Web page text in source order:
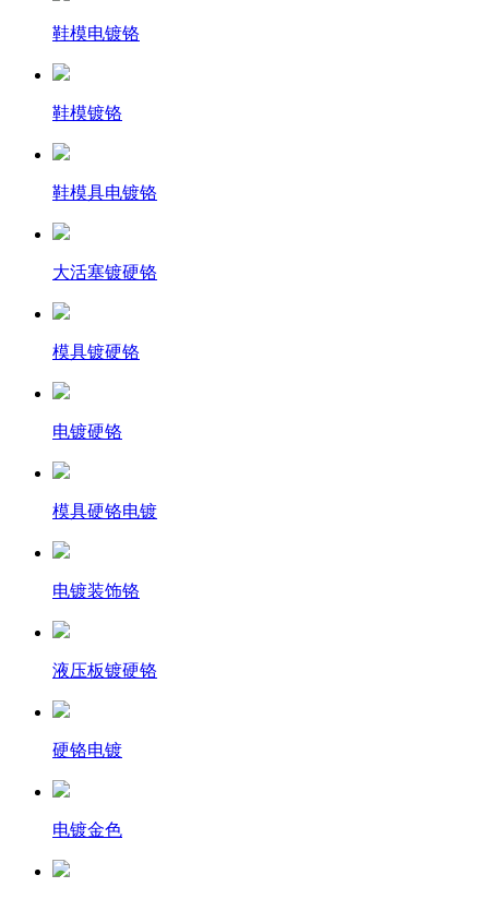
鞋模电镀铬
鞋模镀铬
鞋模具电镀铬
大活塞镀硬铬
模具镀硬铬
电镀硬铬
模具硬铬电镀
电镀装饰铬
液压板镀硬铬
硬铬电镀
电镀金色